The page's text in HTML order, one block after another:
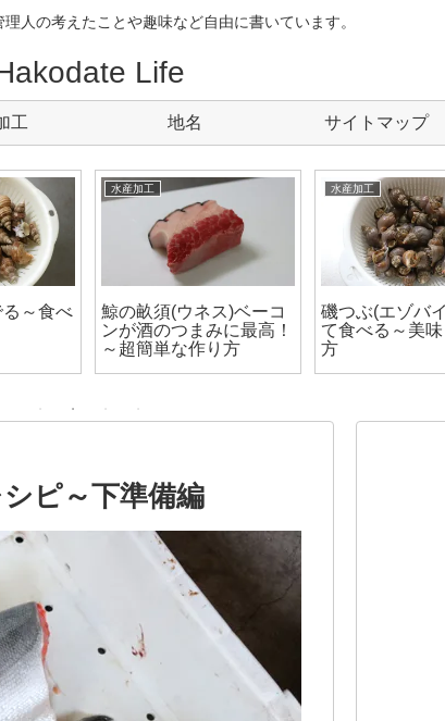
人の考えたことや趣味など自由に書いています。
Life
工 地名 サイトマップ
～食べ
水産加工
鯨の畝須(ウネス)ベーコ
ンが酒のつまみに最高！
～超簡単な作り方
水産加工
磯つぶ(エゾバ
て食べる～美
方
ピ～下準備編